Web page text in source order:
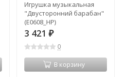
Игрушка музыкальная
"Двусторонний барабан"
(E0608_HP)
3 421 ₽
0
В корзину